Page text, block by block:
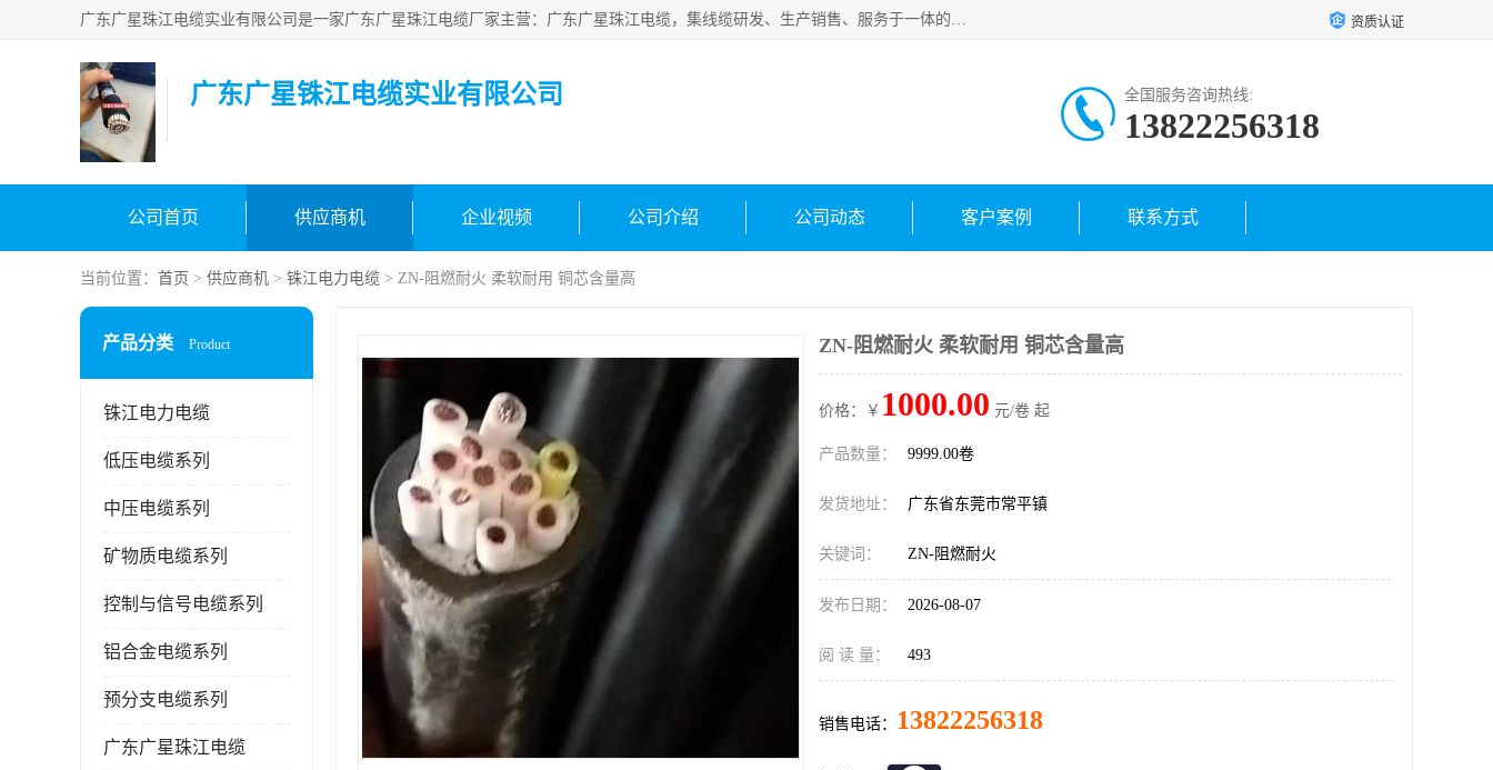
广东广星珠江电缆实业有限公司是一家广东广星珠江电缆厂家主营：广东广星珠江电缆，集线缆研发、生产销售、服务于一体的生产企业。公司自创立以来，确立了“广星珠江电缆，您的一站式采购”的战略发展口号，明确了将广星珠江打造成“线缆产品种类覆盖较广较全、质量较优、服务较好的大型综合性*化生产企业”的发展目标。 资质认证
广东广星铢江电缆实业有限公司 全国服务咨询热线:
13822256318
公司首页 供应商机 企业视频 公司介绍 公司动态 客户案例 联系方式
当前位置： 首页 > 供应商机 > 铢江电力电缆 > ZN-阻燃耐火 柔软耐用 铜芯含量高
产品分类 Product
铢江电力电缆
低压电缆系列
中压电缆系列
矿物质电缆系列
控制与信号电缆系列
铝合金电缆系列
预分支电缆系列
广东广星珠江电缆
ZN-阻燃耐火 柔软耐用 铜芯含量高
价格：￥ 1000.00 元/卷 起
产品数量： 9999.00卷
发货地址： 广东省东莞市常平镇
关键词： ZN-阻燃耐火
发布日期： 2026-08-07
阅 读 量： 493
销售电话： 13822256318